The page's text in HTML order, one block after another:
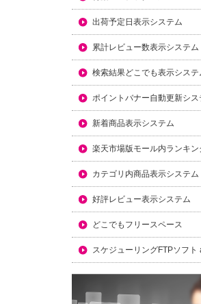
出荷予定日表示システム
累計レビュー数表示システム
検索結果どこでも表示システ
ポイントバナー自動更新シス
新着商品表示システム
カテゴリ内商品表示システム
好評レビュー表示システム
どこでもフリースペース
スケジューリングFTPソフト